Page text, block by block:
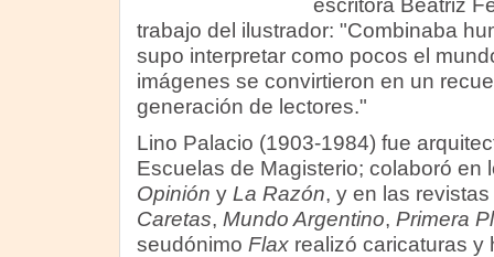
escritora Beatriz
trabajo del ilustrador: "Combinaba
supo interpretar como pocos el
imágenes se convirtieron en un
generación de lectores."
Lino Palacio (1903-1984) fue
Escuelas de Magisterio; colaboró en
Opinión y La Razón, y en las revistas
Caretas, Mundo Argentino, Primera
seudónimo Flaxrealizó caricaturas y